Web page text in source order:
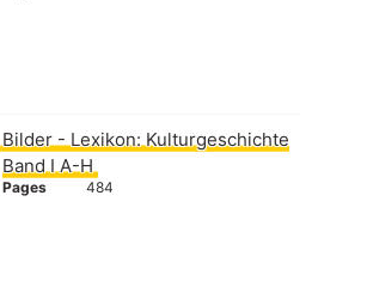
Bilder - Lexikon: Kulturgeschichte
Band I A-H
Pages 484